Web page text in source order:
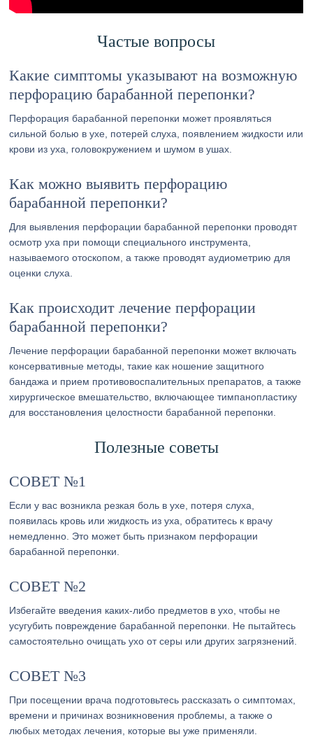
Частые вопросы
Какие симптомы указывают на возможную
перфорацию барабанной перепонки?
Перфорация барабанной перепонки может проявляться
сильной болью в ухе, потерей слуха, появлением жидкости или
крови из уха, головокружением и шумом в ушах.
Как можно выявить перфорацию
барабанной перепонки?
Для выявления перфорации барабанной перепонки проводят
осмотр уха при помощи специального инструмента,
называемого отоскопом, а также проводят аудиометрию для
оценки слуха.
Как происходит лечение перфорации
барабанной перепонки?
Лечение перфорации барабанной перепонки может включать
консервативные методы, такие как ношение защитного
бандажа и прием противовоспалительных препаратов, а также
хирургическое вмешательство, включающее тимпанопластику
для восстановления целостности барабанной перепонки.
Полезные советы
СОВЕТ №1
Если у вас возникла резкая боль в ухе, потеря слуха,
появилась кровь или жидкость из уха, обратитесь к врачу
немедленно. Это может быть признаком перфорации
барабанной перепонки.
СОВЕТ №2
Избегайте введения каких-либо предметов в ухо, чтобы не
усугубить повреждение барабанной перепонки. Не пытайтесь
самостоятельно очищать ухо от серы или других загрязнений.
СОВЕТ №3
При посещении врача подготовьтесь рассказать о симптомах,
времени и причинах возникновения проблемы, а также о
любых методах лечения, которые вы уже применяли.